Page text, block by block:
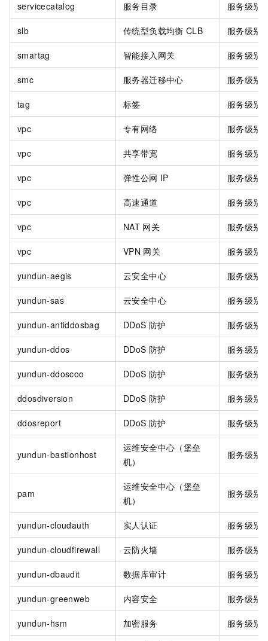
servicecatalog 服务目录 服务级别
slb 传统型负载均衡 CLB 服务级别
smartag 智能接入网关 服务级别
smc 服务器迁移中心 服务级别
tag 标签 服务级别
vpc 专有网络 服务级别
vpc 共享带宽 服务级别
vpc 弹性公网 IP 服务级别
vpc 高速通道 服务级别
vpc NAT 网关 服务级别
vpc VPN 网关 服务级别
yundun-aegis 云安全中心 服务级别
yundun-sas 云安全中心 服务级别
yundun-antiddosbag DDoS 防护 服务级别
yundun-ddos DDoS 防护 服务级别
yundun-ddoscoo DDoS 防护 服务级别
ddosdiversion DDoS 防护 服务级别
ddosreport DDoS 防护 服务级别
yundun-bastionhost
运维安全中心（堡垒
机）
服务级别
pam
运维安全中心（堡垒
机）
服务级别
yundun-cloudauth 实人认证 服务级别
yundun-cloudfirewall 云防火墙 服务级别
yundun-dbaudit 数据库审计 服务级别
yundun-greenweb 内容安全 服务级别
yundun-hsm 加密服务 服务级别